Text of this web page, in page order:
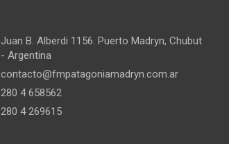
Juan B. Alberdi 1156. Puerto Madryn, Chubut
- Argentina
contacto@fmpatagoniamadryn.com.ar
280 4 658562
280 4 269615